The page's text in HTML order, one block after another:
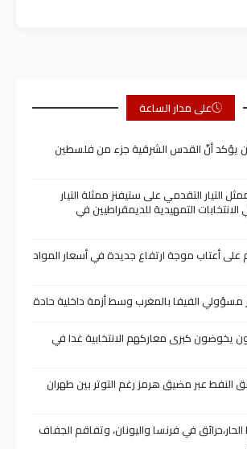
على مدار الساعة
يؤكد أنّ القدس الشرقية جزء من فلسطين
التيار التقدمي على ستيفنز ممثلة التيار
الانتخابات التمهيدية للديمقراطيين في
على أعتاب موجة ارتفاع جديدة في أسعار المواد
مسؤولي الفيفا بالمغرب وسط أزمة داخلية حادة
يخوضون كبرى معاركهم الانتخابية غدا في
النفط عبر مضيق هرمز رغم التوتر بين طهران
في فرنسا واليونان، وتفاقم الجفاف